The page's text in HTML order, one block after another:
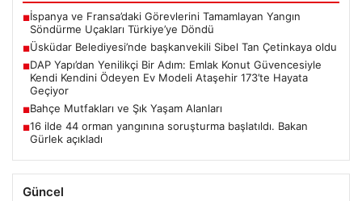
■İspanya ve Fransa’daki Görevlerini Tamamlayan Yangın
Söndürme Uçakları Türkiye’ye Döndü
■Üsküdar Belediyesi’nde başkanvekili Sibel Tan Çetinkaya oldu
■DAP Yapı’dan Yenilikçi Bir Adım: Emlak Konut Güvencesiyle
Kendi Kendini Ödeyen Ev Modeli Ataşehir 173’te Hayata
Geçiyor
■Bahçe Mutfakları ve Şık Yaşam Alanları
■16 ilde 44 orman yangınına soruşturma başlatıldı. Bakan
Gürlek açıkladı
Güncel